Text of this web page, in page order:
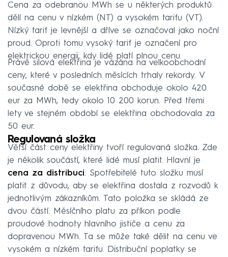
Cena za odebranou MWh se u některých produktů
dělí na cenu v nízkém (NT) a vysokém tarifu (VT).
Nízký tarif je levnější a dříve se označoval jako noční
proud. Oproti tomu vysoký tarif je označení pro
elektrickou energii, kdy lidé platí plnou cenu.
Právě silová elektřina je vázána na velkoobchodní
ceny, které v posledních měsících trhaly rekordy. V
současné době se elektřina obchoduje okolo 420
eur za MWh, tedy okolo 10 200 korun. Před třemi
lety ve stejném období se elektřina obchodovala za
50 eur.
Regulovaná složka
Větší část ceny elektřiny tvoří regulovaná složka. Zde
je několik součástí, které lidé musí platit. Hlavní je
cena za distribuci. Spotřebitelé tuto složku musí
platit z důvodu, aby se elektřina dostala z rozvodů k
jednotlivým zákazníkům. Tato položka se skládá ze
dvou částí. Měsíčního platu za příkon podle
proudové hodnoty hlavního jističe a cenu za
dopravenou MWh. Ta se může také dělit na cenu ve
vysokém a nízkém tarifu. Distribuční poplatky se